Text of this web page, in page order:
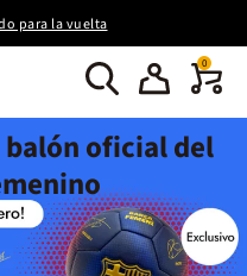
para la vuelta
0
oficial del